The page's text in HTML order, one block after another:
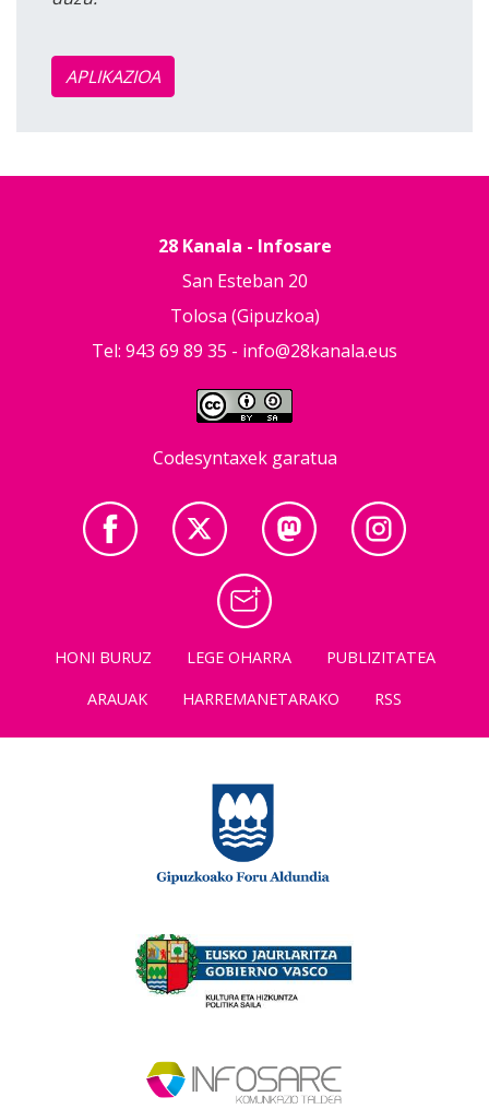
APLIKAZIOA
28 Kanala - Infosare
San Esteban 20
Tolosa (Gipuzkoa)
Tel: 943 69 89 35 - info@28kanala.eus
Codesyntaxek garatua
HONI BURUZ LEGE OHARRA
PUBLIZITATEA
ARAUAK
HARREMANETARAKO RSS